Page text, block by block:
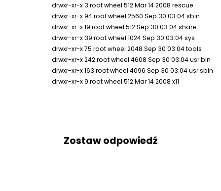
drwxr-xr-x 3 root wheel 512 Mar 14 2008 rescue
drwxr-xr-x 94 root wheel 2560 Sep 30 03:04 sbin
drwxr-xr-x 19 root wheel 512 Sep 30 03:04 share
drwxr-xr-x 39 root wheel 1024 Sep 30 03:04 sys
drwxr-xr-x 75 root wheel 2048 Sep 30 03:04 tools
drwxr-xr-x 242 root wheel 4608 Sep 30 03:04 usr.bin
drwxr-xr-x 163 root wheel 4096 Sep 30 03:04 usr.sbin
drwxr-xr-x 9 root wheel 512 Mar 14 2008 x11
Zostaw odpowiedź